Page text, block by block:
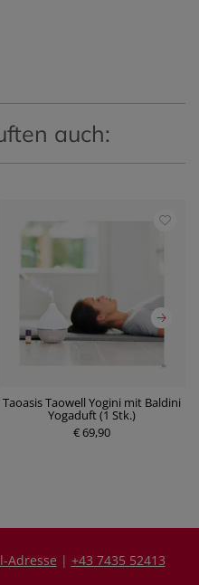
auch:
Taoasis Taowell Yogini mit Baldini
Yogaduft (1 Stk.)
€ 69,90
P
Adresse | +43 7435 52413